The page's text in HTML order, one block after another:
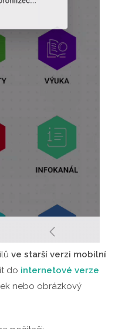
ve starší verzi mobilní
do internetové verze
nebo obrázkový